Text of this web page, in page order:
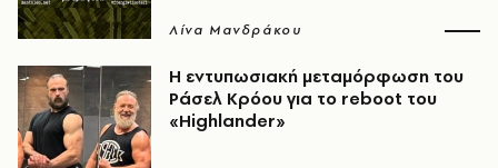
Λίνα Μανδράκου
Η εντυπωσιακή μεταμόρφωση του
Ράσελ Κρόου για το reboot του
«Highlander»